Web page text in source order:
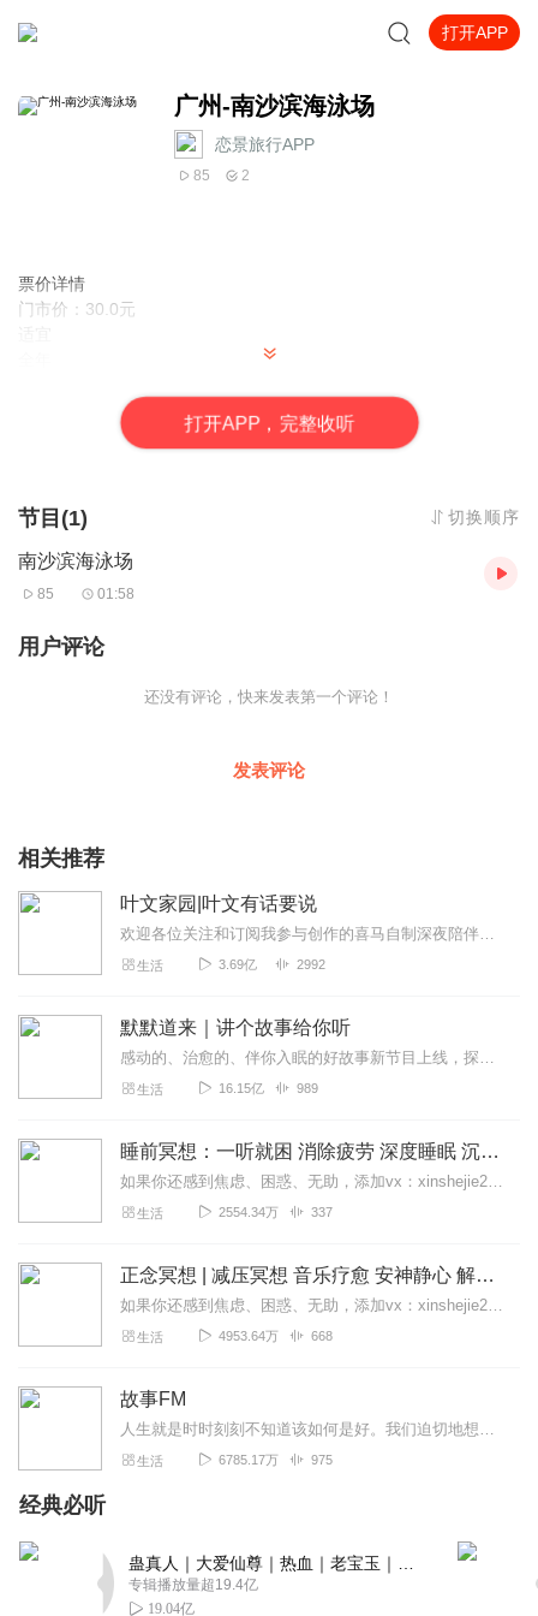
打开APP
广州-南沙滨海泳场
恋景旅行APP
85 2
票价详情
门市价：30.0元
万平方米，呈W状，长约600米，属于露天人工沙滩天然海水。为保
障泳客的水上安全，泳场外围构建了一条减浪堤坝，以减弱水面波
浪力度；在水底进行吸污处理并铺设膜袋砂将水底硬化，以防止出
现淤泥踩陷事故；最后在整个滩面上重新铺填了一层优质河砂，保
米岸线水域，对泳客集中管理，根据情况对游客进行入场人数限
制。每位戏水的泳客，必须佩带救生用具，泳场将免费为游客提供
救生衣和救生浮漂。在沙滩入口就配备专人检查泳客是否佩戴好救
上，配置了太阳伞、沙滩长椅，既美化了场地，还能让游客在游泳
戏，南沙滨海泳场一定让您高兴而来尽兴而归。
音频来源于链景旅行
打开APP，完整收听
节目(1) 切换顺序
南沙滨海泳场
85 01:58
用户评论
还没有评论，快来发表第一个评论！
发表评论
相关推荐
叶文家园|叶文有话要说
欢迎各位关注和订阅我参与创作的喜马自制深夜陪伴谈话栏目《听你说·百态人声》【听你说·百态人声】每晚直播连线真实人间故事|叶文现场互动中|人间冷暖，抱团取暖每周...
生活 3.69亿 2992
默默道来｜讲个故事给你听
感动的、治愈的、伴你入眠的好故事新节目上线，探索现实世界的无尽魅力，追求对生活的真实记录《听见人间真相》（点击名称，直达专辑）网易人间故事集持续更新中，邀您关注...
生活 16.15亿 989
睡前冥想：一听就困 消除疲劳 深度睡眠 沉浸体验
如果你还感到焦虑、困惑、无助，添加vx：xinshejie2018、vx公众号：宣萱心伴，与主播宣萱开启心灵交流之旅，共建温暖的精神家园！如果你喜欢我的内容，请...
生活 2554.34万 337
正念冥想 | 减压冥想 音乐疗愈 安神静心 解郁降噪
如果你还感到焦虑、困惑、无助，添加vx：xinshejie2018、vx公众号：宣萱心伴，与主播宣萱开启心灵交流之旅，共建温暖的精神家园！如果你喜欢我的内容，请...
生活 4953.64万 668
故事FM
人生就是时时刻刻不知道该如何是好。我们迫切地想知道怎么解决问题，也同样挣扎着寻求理解和安慰。这样的你，并不孤独。重获新生的抑郁症病人；用一辈子摆脱原生家庭阴影的...
生活 6785.17万 975
经典必听
专辑播放量超19.4亿
19.04亿